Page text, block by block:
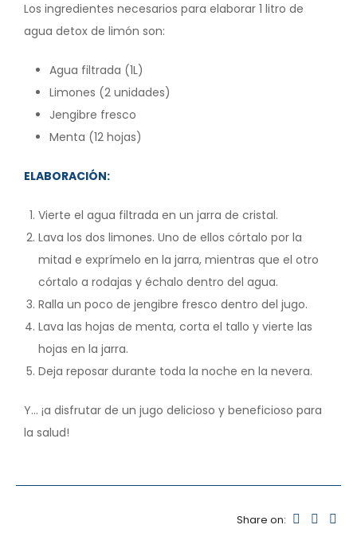
Los ingredientes necesarios para elaborar 1 litro de
agua detox de limón son:
Agua filtrada (1L)
Limones (2 unidades)
Jengibre fresco
Menta (12 hojas)
ELABORACIÓN:
Vierte el agua filtrada en un jarra de cristal.
Lava los dos limones. Uno de ellos córtalo por la
mitad e exprímelo en la jarra, mientras que el otro
córtalo a rodajas y échalo dentro del agua.
Ralla un poco de jengibre fresco dentro del jugo.
Lava las hojas de menta, corta el tallo y vierte las
hojas en la jarra.
Deja reposar durante toda la noche en la nevera.
Y… ¡a disfrutar de un jugo delicioso y beneficioso para
la salud!
Share on: